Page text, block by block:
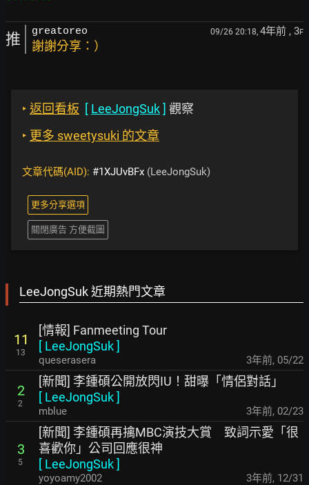
推 greatoreo 09/26 20:18, 4年前 , 3F
謝謝分享：）
‣ 返回看板 [ LeeJongSuk] 觀察
‣ 更多 sweetysuki 的文章
文章代碼(AID): #1XJUvBFx (LeeJongSuk)
更多分享選項
關閉廣告 方便截圖
LeeJongSuk 近期熱門文章
11
13
[情報] Fanmeeting Tour
[ LeeJongSuk]
queserasera 3年前, 05/22
2
2
[新聞] 李鍾碩公開放閃IU！甜曝「情侶對話」
[ LeeJongSuk]
mblue 3年前, 02/23
3
5
[新聞] 李鍾碩再擒MBC演技大賞 致詞示愛「很
喜歡你」公司回應很神
[ LeeJongSuk]
yoyoamy2002 3年前, 12/31